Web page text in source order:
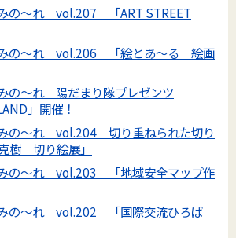
の～れ vol.207 「ART STREET
の～れ vol.206 「絵とあ～る 絵画
の～れ 陽だまり隊プレゼンツ
」開催！
の～れ vol.204 切り重ねられた切り
樹 切り絵展」
の～れ vol.203 「地域安全マップ作
の～れ vol.202 「国際交流ひろば